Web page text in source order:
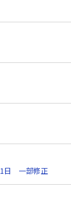
1日 一部修正